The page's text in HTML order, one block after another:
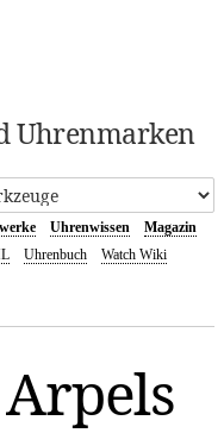
Uhrenmarken
Uhrenwissen
Magazin
Uhrenbuch Watch Wiki